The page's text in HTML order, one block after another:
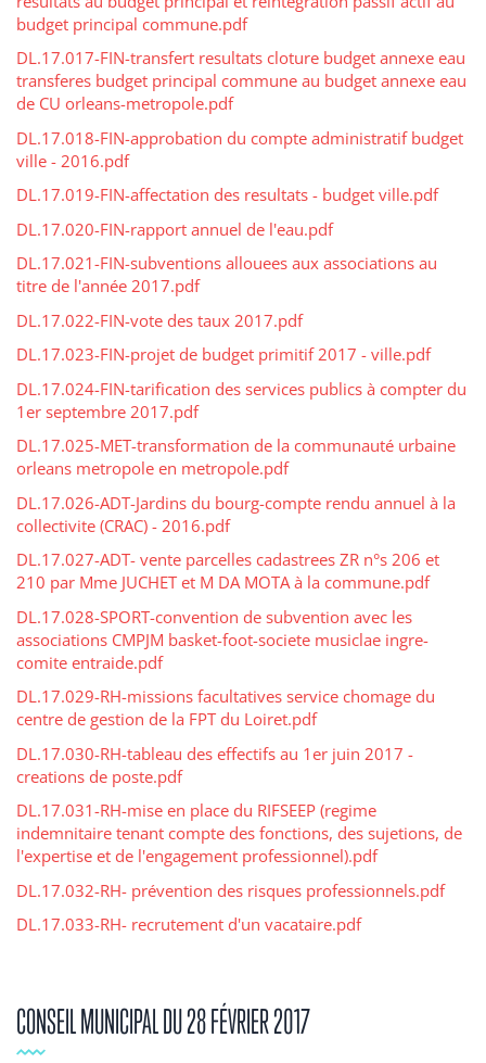
budget principal commune.pdf
DL.17.017-FIN-transfert resultats cloture budget annexe eau
transferes budget principal commune au budget annexe eau
de CU orleans-metropole.pdf
DL.17.018-FIN-approbation du compte administratif budget
ville - 2016.pdf
DL.17.019-FIN-affectation des resultats - budget ville.pdf
DL.17.020-FIN-rapport annuel de l'eau.pdf
DL.17.021-FIN-subventions allouees aux associations au
titre de l'année 2017.pdf
DL.17.022-FIN-vote des taux 2017.pdf
DL.17.023-FIN-projet de budget primitif 2017 - ville.pdf
DL.17.024-FIN-tarification des services publics à compter du
1er septembre 2017.pdf
DL.17.025-MET-transformation de la communauté urbaine
orleans metropole en metropole.pdf
DL.17.026-ADT-Jardins du bourg-compte rendu annuel à la
collectivite (CRAC) - 2016.pdf
DL.17.027-ADT- vente parcelles cadastrees ZR n°s 206 et
210 par Mme JUCHET et M DA MOTA à la commune.pdf
DL.17.028-SPORT-convention de subvention avec les
associations CMPJM basket-foot-societe musiclae ingre-
comite entraide.pdf
DL.17.029-RH-missions facultatives service chomage du
centre de gestion de la FPT du Loiret.pdf
DL.17.030-RH-tableau des effectifs au 1er juin 2017 -
creations de poste.pdf
DL.17.031-RH-mise en place du RIFSEEP (regime
indemnitaire tenant compte des fonctions, des sujetions, de
l'expertise et de l'engagement professionnel).pdf
DL.17.032-RH- prévention des risques professionnels.pdf
DL.17.033-RH- recrutement d'un vacataire.pdf
CONSEIL MUNICIPAL DU 28 FÉVRIER 2017